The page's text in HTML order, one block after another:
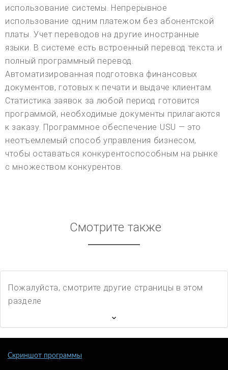
использование системы. Непрерывное
использование одним платежом без абонентской
платы. Учет переводов на другие иностранные
языки. В системе есть встроенный перевод текста и
полный программный перевод.
Автоматизированная подготовка финансовых
документов, готовых к печати и выдаче клиентам.
Статистика заявок за любой период готовится
программой, необходимые документы прилагаются
к заказу. Программное обеспечение USU — это
неотъемлемый способ управления бизнесом,
чтобы оставаться конкурентоспособным на рынке
с множеством конкурентов.
Смотрите также
Пожалуйста, смотрите другие страницы в этом
разделе
Скриншот программы